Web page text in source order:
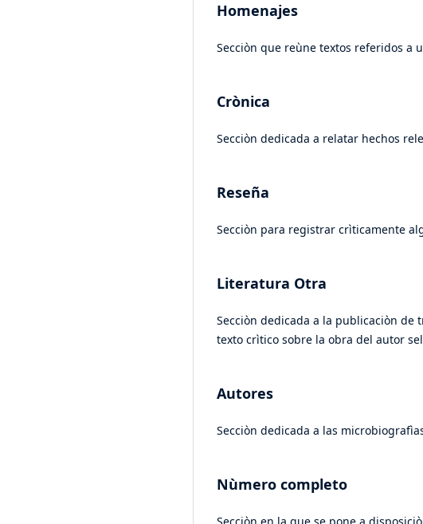
Homenajes
Secciòn que reùne textos referidos a
Crònica
Secciòn dedicada a relatar hechos
Reseña
Secciòn para registrar crìticamente
Literatura Otra
Secciòn dedicada a la publicaciòn de
texto crìtico sobre la obra del autor
Autores
Secciòn dedicada a las
Nùmero completo